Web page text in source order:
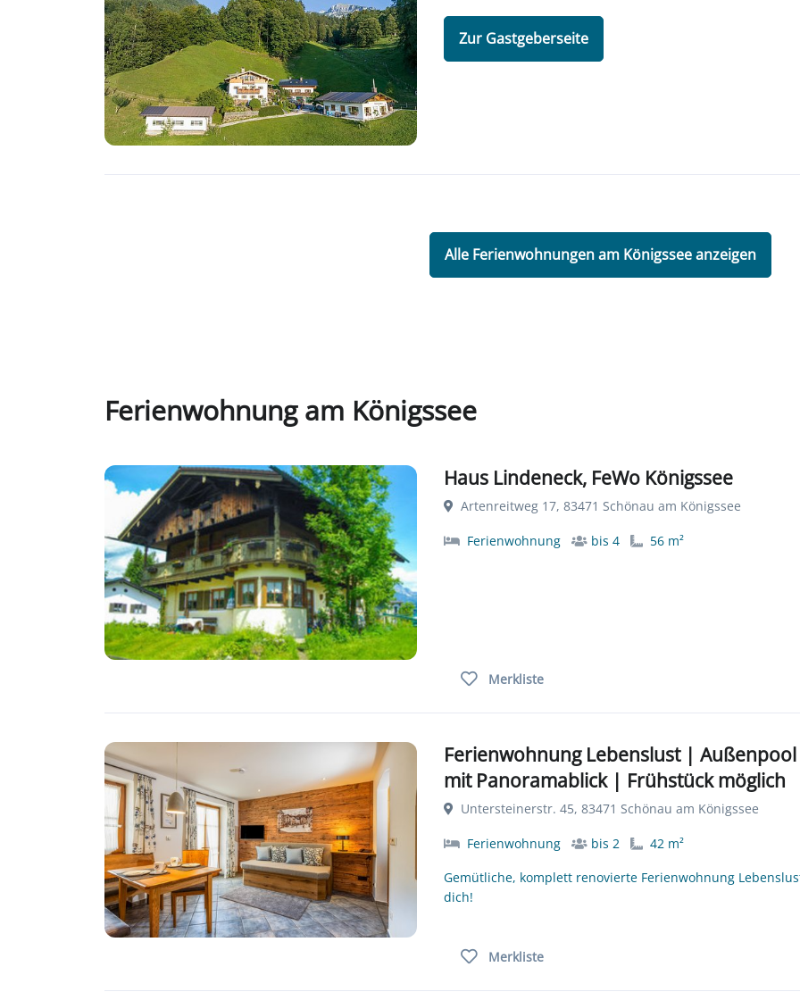
Zur Gastgeberseite
Alle Ferienwohnungen am Königssee anzeigen
Ferienwohnung am Königssee
Haus Lindeneck, FeWo Königssee
Artenreitweg 17, 83471 Schönau am Königssee
Ferienwohnung bis 4 56 m²
Merkliste
Ferienwohnung Lebenslust | Außenpool
mit Panoramablick | Frühstück möglich
Untersteinerstr. 45, 83471 Schönau am Königssee
Ferienwohnung bis 2
42 m²
Gemütliche, komplett renovierte Ferienwohnung
dich!
Merkliste